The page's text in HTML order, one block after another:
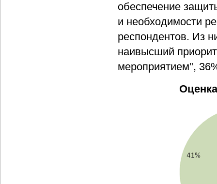
обеспечение
и необходимости
респондентов. Из
наивысший
мероприятием",